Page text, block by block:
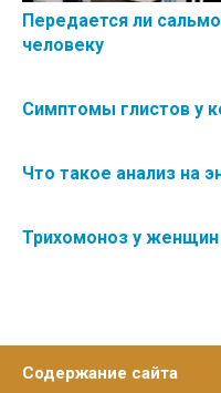
Передается ли
человеку
Симптомы глистов у
Что такое анализ на
Трихомоноз у женщин
Содержание сайта